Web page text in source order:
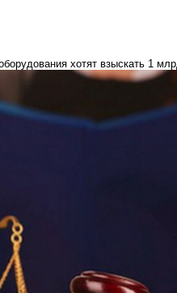
хотят взыскать 1